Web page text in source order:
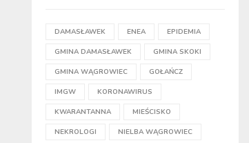
DAMASŁAWEK ENEA EPIDEMIA
GMINA DAMASŁAWEK GMINA SKOKI
GMINA WĄGROWIEC GOŁAŃCZ
IMGW KORONAWIRUS
KWARANTANNA MIEŚCISKO
NEKROLOGI NIELBA WĄGROWIEC